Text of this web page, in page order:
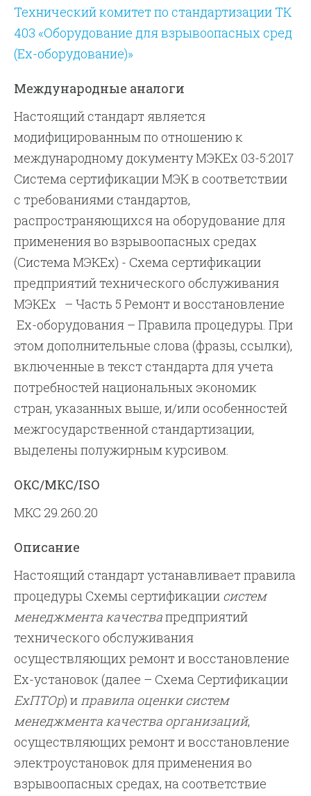
Технический комитет по стандартизации ТК
403 «Оборудование для взрывоопасных сред
(Ex-оборудование)»
Международные аналоги
Настоящий стандарт является
модифицированным по отношению к
международному документу МЭКЕх 03-5:2017
Система сертификации МЭК в соответствии
с требованиями стандартов,
распространяющихся на оборудование для
применения во взрывоопасных средах
(Система МЭКЕх) - Схема сертификации
предприятий технического обслуживания
МЭКЕх – Часть 5 Ремонт и восстановление
Ех-оборудования – Правила процедуры. При
этом дополнительные слова (фразы, ссылки),
включенные в текст стандарта для учета
потребностей национальных экономик
стран, указанных выше, и/или особенностей
межгосударственной стандартизации,
выделены полужирным курсивом.
ОКС/МКС/ISO
МКС 29.260.20
Описание
Настоящий стандарт устанавливает правила
процедуры Схемы сертификации систем
менеджмента качествапредприятий
технического обслуживания
осуществляющих ремонт и восстановление
Ех-установок (далее – Схема Сертификации
ЕхПТОр) и правила оценки систем
менеджмента качества организаций,
осуществляющих ремонт и восстановление
электроустановок для применения во
взрывоопасных средах, на соответствие